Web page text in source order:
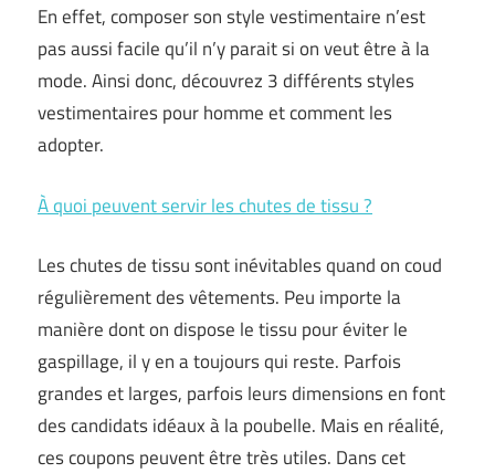
En effet, composer son style vestimentaire n’est
pas aussi facile qu’il n’y parait si on veut être à la
mode. Ainsi donc, découvrez 3 différents styles
vestimentaires pour homme et comment les
adopter.
À quoi peuvent servir les chutes de tissu ?
Les chutes de tissu sont inévitables quand on coud
régulièrement des vêtements. Peu importe la
manière dont on dispose le tissu pour éviter le
gaspillage, il y en a toujours qui reste. Parfois
grandes et larges, parfois leurs dimensions en font
des candidats idéaux à la poubelle. Mais en réalité,
ces coupons peuvent être très utiles. Dans cet